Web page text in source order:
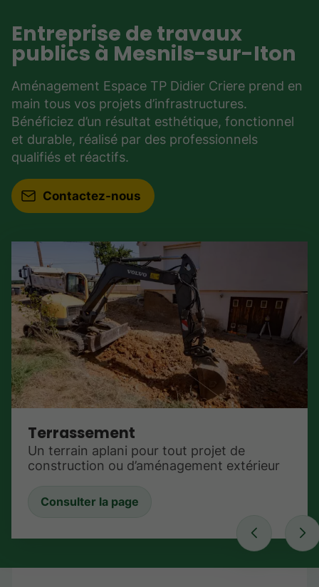
Entreprise de travaux
publics à Mesnils-sur-Iton
Aménagement Espace TP Didier Criere prend en
main tous vos projets d’infrastructures.
Bénéficiez d’un résultat esthétique, fonctionnel
et durable, réalisé par des professionnels
qualifiés et réactifs.
Contactez-nous
Terrassement
Un terrain aplani pour tout projet de
construction ou d’aménagement extérieur
Consulter la page